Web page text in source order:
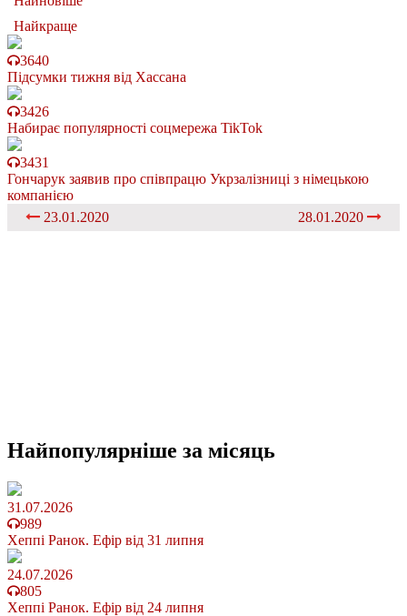
Найкраще
3640
Підсумки тижня від Хассана
3426
Набирає популярності соцмережа TikTok
3431
Гончарук заявив про співпрацю Укрзалізниці з німецькою
компанією
23.01.2020
28.01.2020
Найпопулярніше за місяць
31.07.2026
989
Хеппі Ранок. Ефір від 31 липня
24.07.2026
805
Хеппі Ранок. Ефір від 24 липня